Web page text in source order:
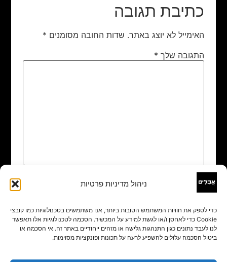
ניהול מדיניות פרטיות
כדי לספק את חוויות המשתמש הטובות ביותר, אנו משתמשים בטכנולוגיות כמו קובצי
Cookie כדי לאחסן ו/או לגשת למידע על המכשיר. הסכמה לטכנולוגיות אלו תאפשר
לנו לעבד נתונים כגון התנהגות גלישה או מזהים ייחודיים באתר זה. אי הסכמה או
ביטול הסכמה עלולים להשפיע לרעה על תכונות ופונקציות מסוימות.
כתיבת תגובה
האימייל לא יוצג באתר. שדות החובה מסומנים *
התגובה שלך *
שם
אימייל*